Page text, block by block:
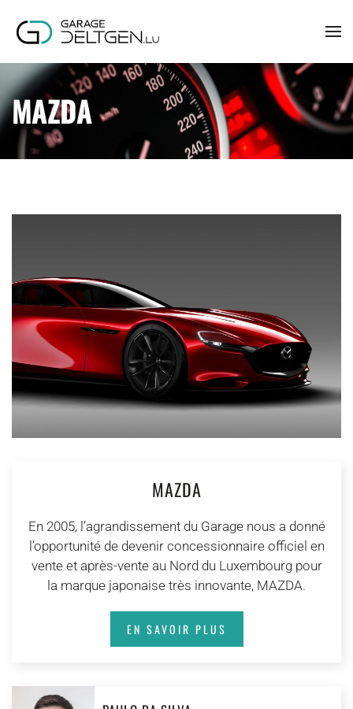
Accéder au contenu principal
MAZDA
MAZDA
En 2005, l’agrandissement du Garage nous a donné
l’opportunité de devenir concessionnaire officiel en
vente et après-vente au Nord du Luxembourg pour
la marque japonaise très innovante, MAZDA.
EN SAVOIR PLUS